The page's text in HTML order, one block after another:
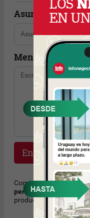
Asunto
Mensaje
Enviar
Como regla de
personas que no
productos o servicios